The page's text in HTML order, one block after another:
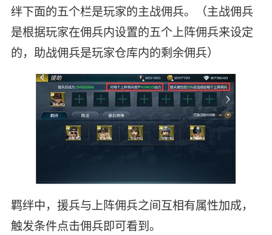
绊下面的五个栏是玩家的主战佣兵。（主战佣兵
是根据玩家在佣兵内设置的五个上阵佣兵来设定
的，助战佣兵是玩家仓库内的剩余佣兵）
羁绊中，援兵与上阵佣兵之间互相有属性加成，
触发条件点击佣兵即可看到。